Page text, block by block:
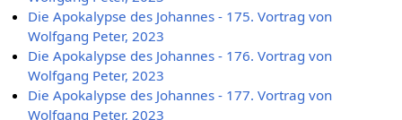
Die Apokalypse des Johannes - 175. Vortrag von
Wolfgang Peter, 2023
Die Apokalypse des Johannes - 176. Vortrag von
Wolfgang Peter, 2023
Die Apokalypse des Johannes - 177. Vortrag von
Wolfgang Peter, 2023